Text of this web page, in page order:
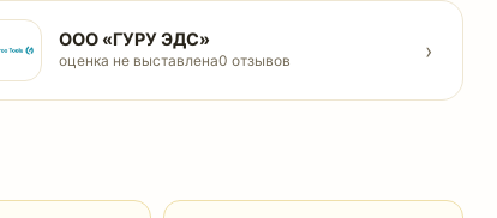
ООО «ГУРУ ЭДС»
оценка не выставлена0 отзывов ›